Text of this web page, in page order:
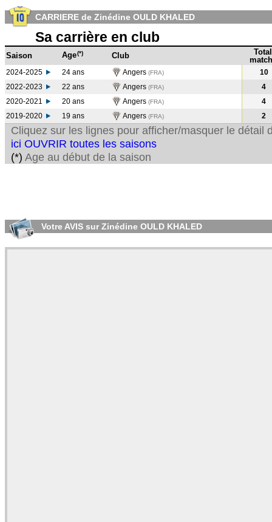
CARRIERE de Zinédine OULD KHALED
Sa carrière en club
Saison Age(*) Club
Total
2024-2025 24 ans Angers (FRA)
10
2022-2023
22 ans Angers (FRA)
4
2020-2021
20 ans Angers (FRA)
4
2019-2020
19 ans Angers (FRA) 2
Cliquez sur les lignes pour afficher/masquer le détail
ici OUVRIR toutes les saisons
(*) Age au début de la saison
Votre AVIS sur Zinédine OULD KHALED